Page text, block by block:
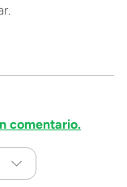
comentario.